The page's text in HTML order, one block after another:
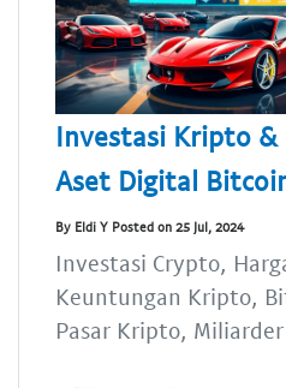
Investasi Kripto &
Aset Digital
By Eldi Y Posted on 25 Jul, 2024
Investasi Crypto,
Keuntungan Kripto,
Pasar Kripto,